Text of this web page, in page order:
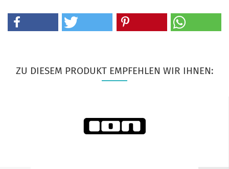
ZU DIESEM PRODUKT EMPFEHLEN WIR IHNEN: